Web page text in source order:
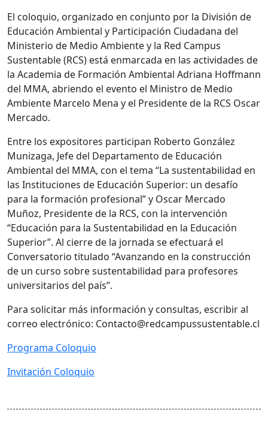
El coloquio, organizado en conjunto por la División de
Educación Ambiental y Participación Ciudadana del
Ministerio de Medio Ambiente y la Red Campus
Sustentable (RCS) está enmarcada en las actividades de
la Academia de Formación Ambiental Adriana Hoffmann
del MMA, abriendo el evento el Ministro de Medio
Ambiente Marcelo Mena y el Presidente de la RCS Oscar
Mercado.
Entre los expositores participan Roberto González
Munizaga, Jefe del Departamento de Educación
Ambiental del MMA, con el tema “La sustentabilidad en
las Instituciones de Educación Superior: un desafío
para la formación profesional” y Oscar Mercado
Muñoz, Presidente de la RCS, con la intervención
“Educación para la Sustentabilidad en la Educación
Superior”. Al cierre de la jornada se efectuará el
Conversatorio titulado “Avanzando en la construcción
de un curso sobre sustentabilidad para profesores
universitarios del país”.
Para solicitar más información y consultas, escribir al
correo electrónico: Contacto@redcampussustentable.cl
Programa Coloquio
Invitación Coloquio